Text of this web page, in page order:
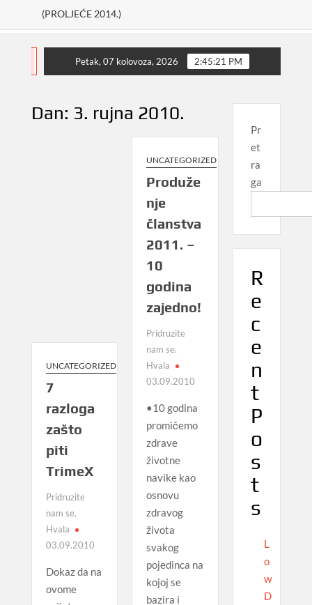
(PROLJEĆE 2014.)
SHAKE ONE PURE Protiv
Petak, 07 kolovoza, 2026 2:45:21 PM
Dan: 3. rujna 2010.
UNCATEGORIZED
7
razloga
zašto
piti
TrimeX
Pridruzite
nam se.
Hvala
03.09.2010
Dokaz da na
ovome
UNCATEGORIZED
Produže
nje
članstva
2011. –
10
godina
zajedno!
Pridruzite
nam se.
Hvala
03.09.2010
•10 godina
promičemo
zdrave
životne
navike kao
osnovu
zdravog
života
svakog
pojedinca na
kojoj se
bazira i
Pr
et
ra
ga
R
e
c
e
n
t
P
o
s
t
s
L
o
w
D